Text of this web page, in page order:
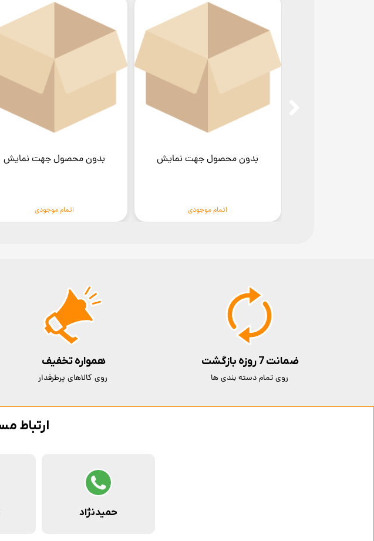
بدون محصول جهت نمایش
اتمام موجودی
بدون محصول جهت نمایش
اتمام موجودی
ارتباط
حمیدنژاد
ضمانت 7 روزه بازگشت
روی تمام دسته بندی ها
همواره تخفیف
روی کالاهای پرطرفدار